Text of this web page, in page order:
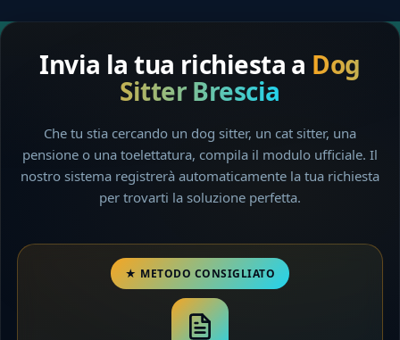
Invia la tua richiesta a Dog
Sitter Brescia
Che tu stia cercando un dog sitter, un cat sitter, una
pensione o una toelettatura, compila il modulo ufficiale. Il
nostro sistema registrerà automaticamente la tua richiesta
per trovarti la soluzione perfetta.